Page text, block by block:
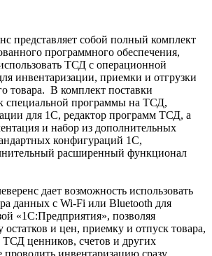
представляет собой полный комплект
программного обеспечения,
ТСД с операционной
инвентаризации, приемки и отгрузки
товара. В комплект поставки
специальной программы на ТСД,
для 1С, редактор программ ТСД, а
и набор из дополнительных
конфигураций 1С,
расширенный функционал
дает возможность использовать
данных с Wi-Fi или Bluetooth для
«1С:Предприятия», позволяя
остатков и цен, приемку и отпуск товара,
ТСД ценников, счетов и других